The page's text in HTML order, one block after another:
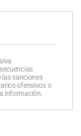
las sanciones
ofensivos o
información.